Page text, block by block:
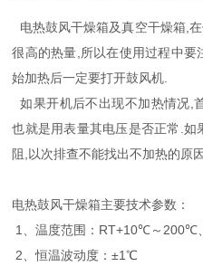
电热鼓风干燥箱及真空干燥箱,
很高的热量,所以在使用过程中
始加热后一定要打开鼓风机.
如果开机后不出现不加热情况,
也就是用表量其电压是否正常.
阻,以次排查不能找出不加热的原
电热鼓风干燥箱主要技术参数：
1、温度范围：RT+10℃～
2、恒温波动度：±1℃